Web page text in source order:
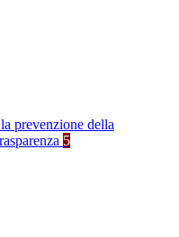
prevenzione della
5